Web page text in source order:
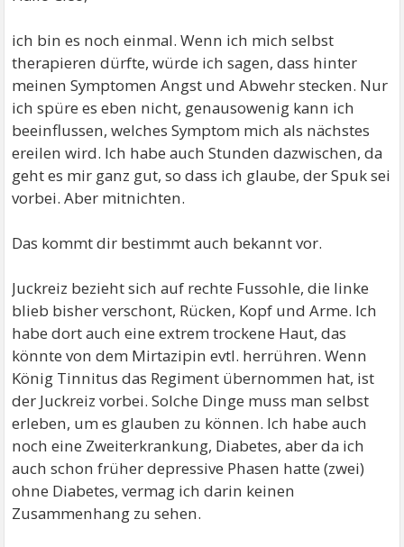
ich bin es noch einmal. Wenn ich mich selbst
therapieren dürfte, würde ich sagen, dass hinter
meinen Symptomen Angst und Abwehr stecken. Nur
ich spüre es eben nicht, genausowenig kann ich
beeinflussen, welches Symptom mich als nächstes
ereilen wird. Ich habe auch Stunden dazwischen, da
geht es mir ganz gut, so dass ich glaube, der Spuk sei
vorbei. Aber mitnichten.
Das kommt dir bestimmt auch bekannt vor.
Juckreiz bezieht sich auf rechte Fussohle, die linke
blieb bisher verschont, Rücken, Kopf und Arme. Ich
habe dort auch eine extrem trockene Haut, das
könnte von dem Mirtazipin evtl. herrühren. Wenn
König Tinnitus das Regiment übernommen hat, ist
der Juckreiz vorbei. Solche Dinge muss man selbst
erleben, um es glauben zu können. Ich habe auch
noch eine Zweiterkrankung, Diabetes, aber da ich
auch schon früher depressive Phasen hatte (zwei)
ohne Diabetes, vermag ich darin keinen
Zusammenhang zu sehen.